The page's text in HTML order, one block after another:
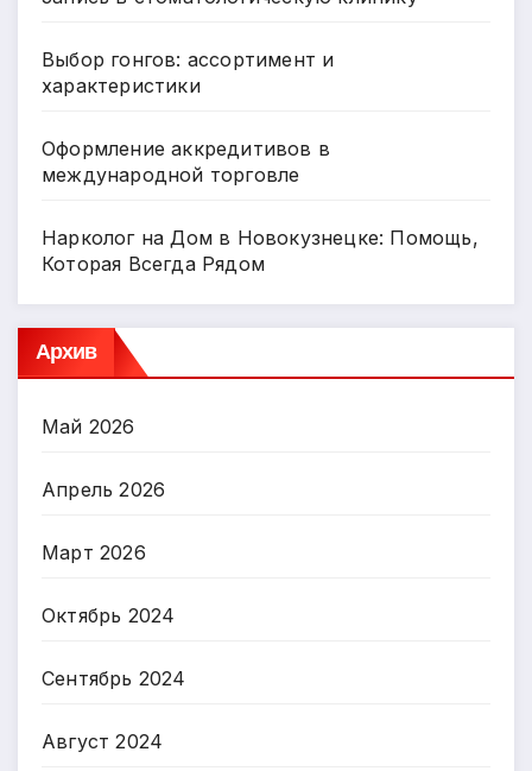
Выбор гонгов: ассортимент и
характеристики
Оформление аккредитивов в
международной торговле
Нарколог на Дом в Новокузнецке: Помощь,
Которая Всегда Рядом
Архив
Май 2026
Апрель 2026
Март 2026
Октябрь 2024
Сентябрь 2024
Август 2024